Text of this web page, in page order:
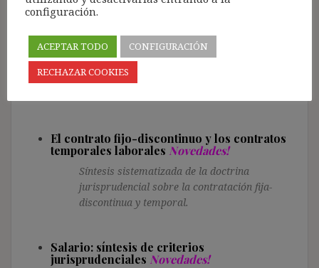
ET
Trabajo a Distancia / Teletrabajo
Síntesis sistematizada de la doctrina
El contrato fijo-discontinuo y los contratos
temporales laborales Novedades!
Síntesis sistematizada de la doctrina
jurisprudencial sobre la contratación fija-
discontinua y temporal.
Salario: síntesis de criterios
jurisprudenciales Novedades!
configuración.
ACEPTAR TODO
CONFIGURACIÓN
RECHAZAR COOKIES